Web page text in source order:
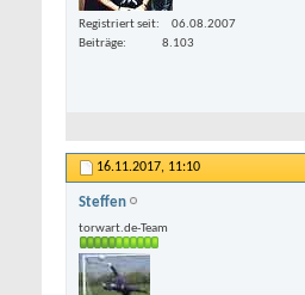
Registriert seit
06.08.2007
Beiträge
8.103
16.11.2017, 11:10
Steffen
torwart.de-Team